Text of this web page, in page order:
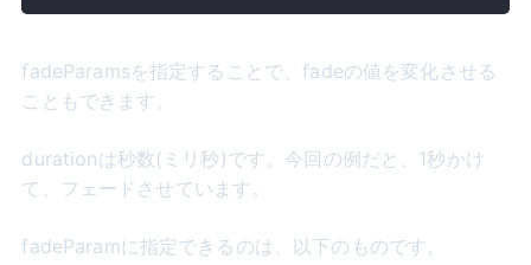
fadeParamsを指定することで、fadeの値を変化させる
こともできます。
durationは秒数(ミリ秒)です。今回の例だと、1秒かけ
て、フェードさせています。
fadeParamに指定できるのは、以下のものです。